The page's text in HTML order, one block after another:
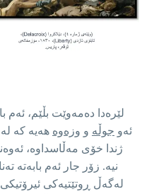
لێرەدا دەمەوێت بڵێم، ئەم
ئەو جوڵە و وزەوە هەیە کە لە
ژندا خۆی مەڵاسداوە،
نیە. زۆر جار ئەم بابەتە
لەگەڵ ڕوتێتیەکی